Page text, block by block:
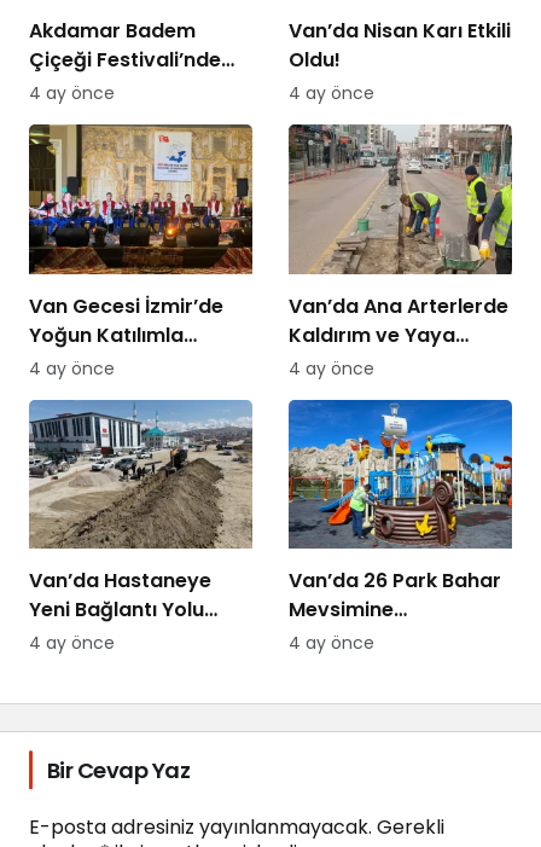
Akdamar Badem
Çiçeği Festivali’nde
Bisiklet Turu Heyecanı
4 ay önce
Van’da Nisan Karı Etkili
Oldu!
4 ay önce
Van Gecesi İzmir’de
Yoğun Katılımla
Düzenlendi
4 ay önce
Van’da Ana Arterlerde
Kaldırım ve Yaya
Yolları Yenileniyor
4 ay önce
Van’da Hastaneye
Yeni Bağlantı Yolu
Yapılıyor
4 ay önce
Van’da 26 Park Bahar
Mevsimine
Hazırlanıyor
4 ay önce
Bir Cevap Yaz
E-posta adresiniz yayınlanmayacak. Gerekli